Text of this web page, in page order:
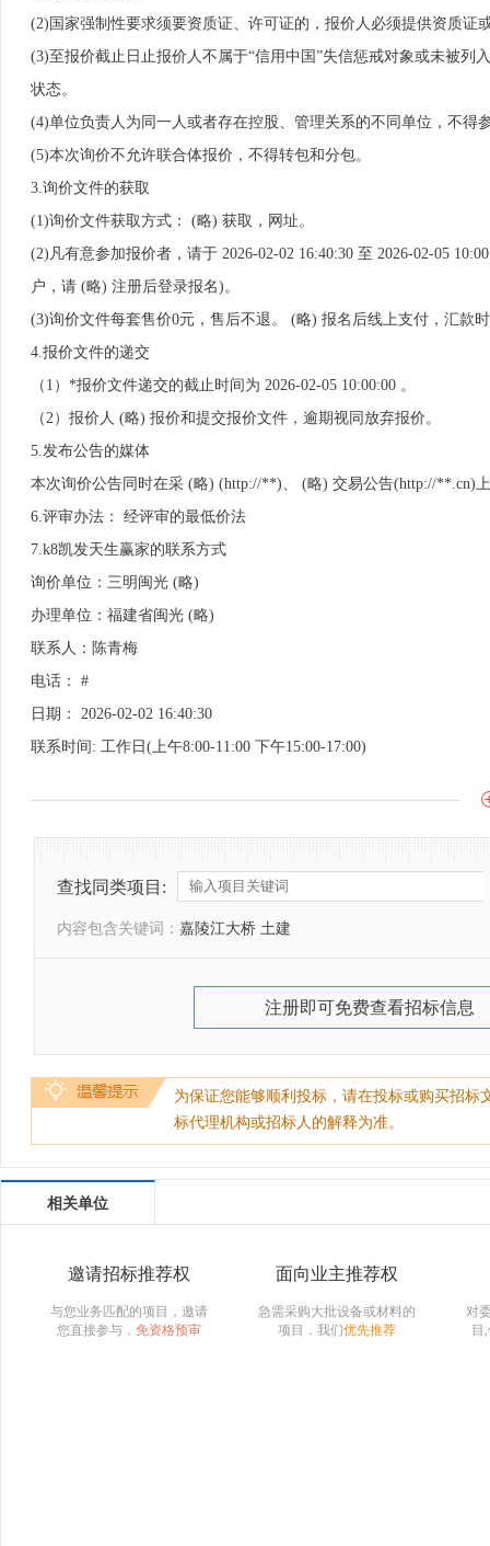
(2)国家强制性要求须要资质证、许可证的，报价人必须提供资质证
(3)至报价截止日止报价人不属于“信用中国”失信惩戒对象或未被
状态。
(4)单位负责人为同一人或者存在控股、管理关系的不同单位，不得
(5)本次询价不允许联合体报价，不得转包和分包。
3.询价文件的获取
(1)询价文件获取方式： (略) 获取，网址。
(2)凡有意参加报价者，请于 2026-02-02 16:40:30 至 2026-02-05
户，请 (略) 注册后登录报名)。
(3)询价文件每套售价0元，售后不退。 (略) 报名后线上支付，汇款
4.报价文件的递交
（1）*报价文件递交的截止时间为 2026-02-05 10:00:00 。
（2）报价人 (略) 报价和提交报价文件，逾期视同放弃报价。
5.发布公告的媒体
本次询价公告同时在采 (略) (http://**)、 (略) 交易公告(http://**.cn)
6.评审办法： 经评审的最低价法
7.k8凯发天生赢家的联系方式
询价单位：三明闽光 (略)
办理单位：福建省闽光 (略)
联系人：陈青梅
电话： #
日期： 2026-02-02 16:40:30
联系时间: 工作日(上午8:00-11:00 下午15:00-17:00)
查找同类项目:
内容包含关键词： 嘉陵江大桥 土建
注册即可免费查看招标信息
为保证您能够顺利投标，请在投标或购买招
标代理机构或招标人的解释为准。
相关单位
邀请招标推荐权
与您业务匹配的项目，邀请
您直接参与， 免资格预审
面向业主推荐权
急需采购大批设备或材料的
项目，我们优先推荐
对
目